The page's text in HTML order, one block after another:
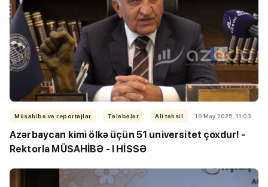
Müsahibə və reportajlar Tələbələr Ali təhsil 19 May 2025, 11:03
Azərbaycan kimi ölkə üçün 51 universitet çoxdur! -
Rektorla MÜSAHİBƏ - I HİSSƏ